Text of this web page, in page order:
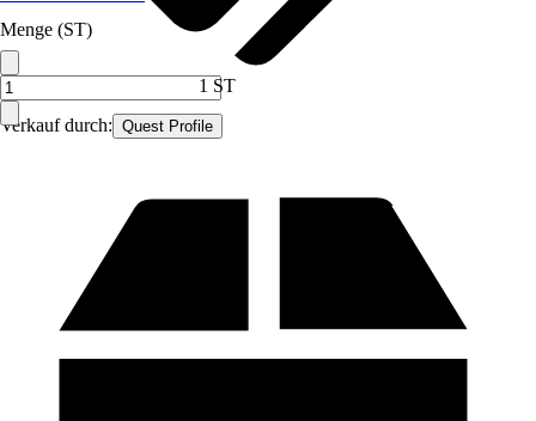
Verkauf durch: Quest Profile
Menge (ST)
1 ST